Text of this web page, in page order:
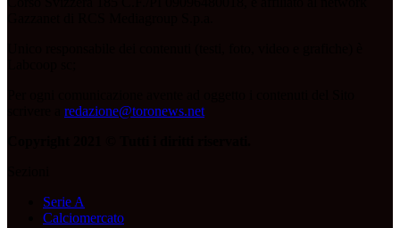
redazione@toronews.net
Serie A
Calciomercato